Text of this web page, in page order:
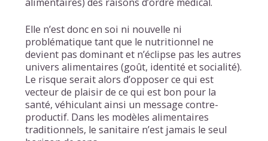
Elle n’est donc en soi ni nouvelle ni
problématique tant que le nutritionnel ne
devient pas dominant et n’éclipse pas les autres
univers alimentaires (goût, identité et socialité).
Le risque serait alors d’opposer ce qui est
vecteur de plaisir de ce qui est bon pour la
santé, véhiculant ainsi un message contre-
productif. Dans les modèles alimentaires
traditionnels, le sanitaire n’est jamais le seul